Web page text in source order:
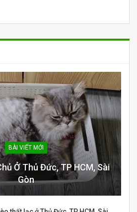
BÀI VIẾT MỚI
Ở Thủ Đức, TP HCM, Sài
Gòn